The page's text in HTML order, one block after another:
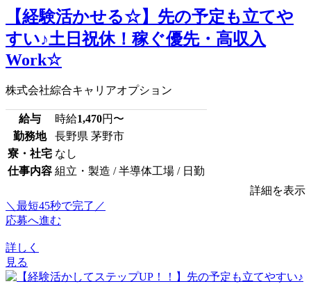
【経験活かせる☆】先の予定も立てや
すい♪土日祝休！稼ぐ優先・高収入
Work☆
株式会社綜合キャリアオプション
給与 時給1,470円〜
勤務地
長野県 茅野市
寮・社宅 なし
仕事内容 組立・製造 / 半導体工場 / 日勤
詳細を表示
＼最短45秒で完了／
応募へ進む
詳しく
見る